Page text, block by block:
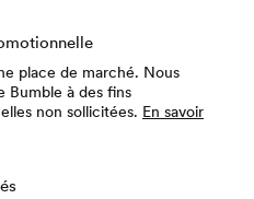
place de marché. Nous
Bumble à des fins
non sollicitées. En savoir